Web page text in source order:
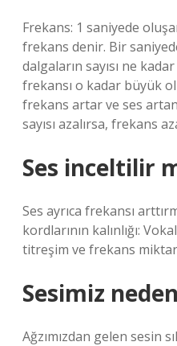
Frekans: 1 saniyede
frekans denir. Bir
dalgaların sayısı ne
frekansı o kadar büyük
frekans artar ve ses
sayısı azalırsa, frekans
Ses inceltilir
Ses ayrıca frekansı
kordlarının kalınlığı:
titreşim ve frekans
Sesimiz
Ağzımızdan gelen sesin